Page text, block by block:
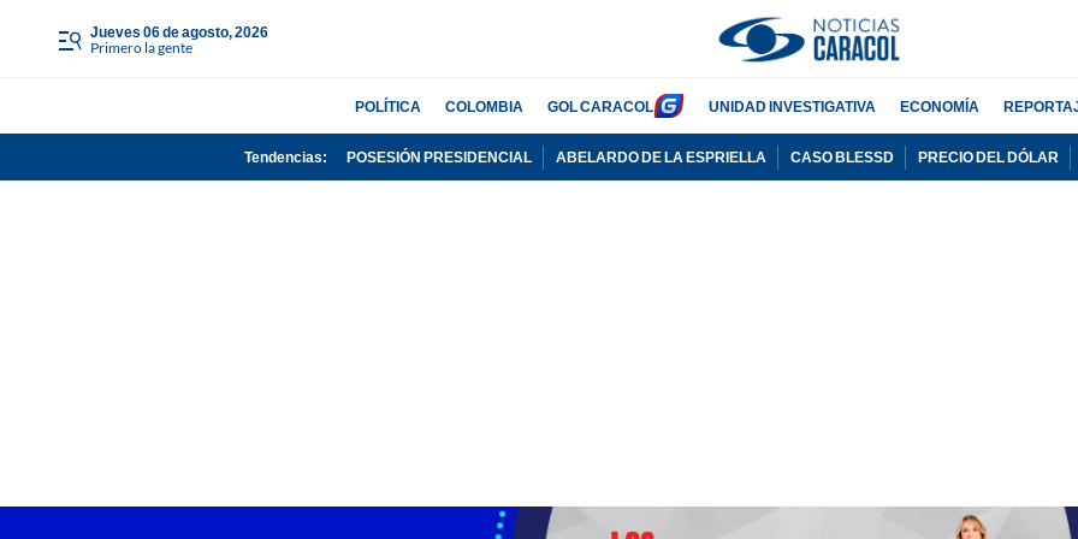
jueves 06 de agosto, 2026
Primero la gente
POLÍTICA COLOMBIA GOL CARACOL UNIDAD INVESTIGATIVA ECONOMÍA
Tendencias: POSESIÓN PRESIDENCIAL ABELARDO DE LA ESPRIELLA CASO BLESSD PRECIO DEL DÓLAR